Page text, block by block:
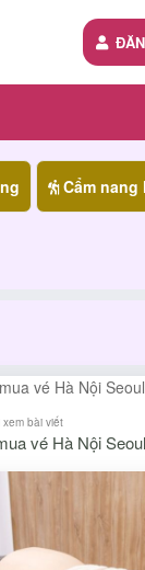
Cẩm nang
bài viết
vé Hà Nội